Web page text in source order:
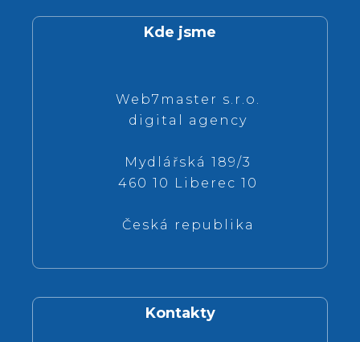
Kde jsme
Web7master s.r.o.
digital agency
Mydlářská 189/3
460 10 Liberec 10
Česká republika
Kontakty